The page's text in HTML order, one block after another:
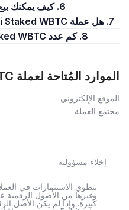
6. كيف يمكنك بيع Endur.Fi Staked WBTC؟
7. هل عملة Endur.Fi Staked WBTC تمثل استثمارًا جيدًا؟
8. كم عدد Endur.Fi Staked WBTC المتوفر حاليًا؟
الموارد المُتاحة لعملة Endur.Fi Staked WBTC
الموقع الإلكتروني
مجتمع العملة
إخلاء مسؤولية
تنطوي الاستثمارات في
كبيرة. وإذا لم يكن الأصل